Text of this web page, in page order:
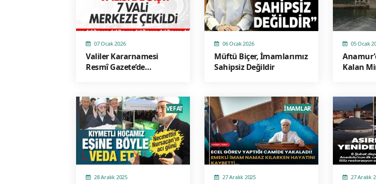
07 Ocak 2026
Valiler Kararnamesi
Resmî Gazete’de
06 Ocak 2026
Müftü Biçer, İmamlarımız
Sahipsiz Değildir
05 Ocak
Kalan
28 Aralık 2025
VEFAT
27 Aralık 2025
İMAMLAR
27 Aralık